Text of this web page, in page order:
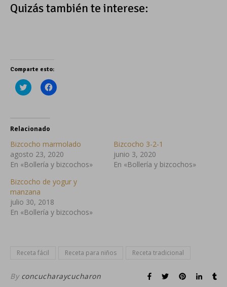
Quizás también te interese:
Comparte esto:
Haz
clic
Twitter
(Se
abre
una
ventana
nueva)
Haz
clic
una
ventana
nueva)
Relacionado
Bizcocho marmolado
agosto 23, 2020
En «Bollería y bizcochos»
Bizcocho 3-2-1
junio 3, 2020
En «Bollería y bizcochos»
Bizcocho de yogur y
manzana
julio 30, 2018
En «Bollería y bizcochos»
Receta fácil Receta para niños Receta tradicional
By concucharaycucharon